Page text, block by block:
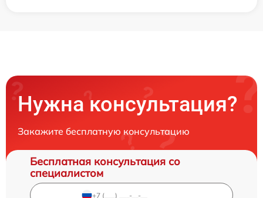
Нужна консультация?
Закажите бесплатную консультацию
Бесплатная консультация со
специалистом